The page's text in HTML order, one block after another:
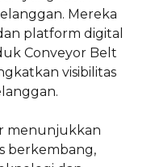
Mereka
platform digital
Conveyor Belt
visibilitas
menunjukkan
berkembang,